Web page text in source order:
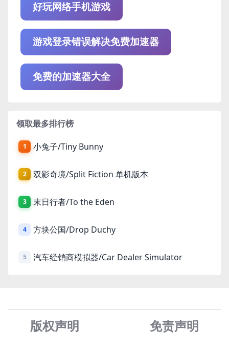
好玩网络手机游戏
游戏登录错误解决免费加速器
免费的加速器大全
领取最多排行榜
1 小兔子/Tiny Bunny
2 双影奇境/Split Fiction 单机版本
3 末日行者/To the Eden
4 方块公国/Drop Duchy
5 汽车经销商模拟器/Car Dealer Simulator
版权声明 免责声明